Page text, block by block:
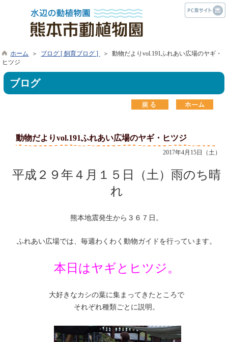
ホーム ＞ ブログ [ 飼育ブログ ]
＞ 動物だよりvol.191ふれあい広場のヤギ・
ヒツジ
ブログ
動物だよりvol.191ふれあい広場のヤギ・ヒツジ
2017年4月15日（土）
平成２９年４月１５日（土）雨のち晴
れ
熊本地震発生から３６７日。
ふれあい広場では、毎週わくわく動物ガイドを行っています。
本日はヤギとヒツジ。
大好きなカシの葉に集まってきたところで
それぞれ種類ごとに説明。